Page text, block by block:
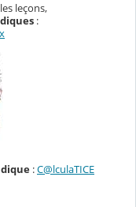
leçons,
:
:C@lculaTICE